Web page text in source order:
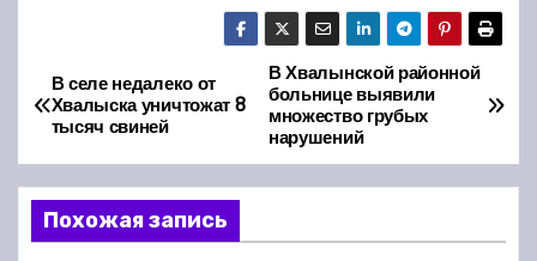
Н
а
в
и
В Хвалынской районной
больнице выявили
множество грубых
нарушений
В селе недалеко от
Хвалыска уничтожат 8
тысяч свиней
Похожая запись